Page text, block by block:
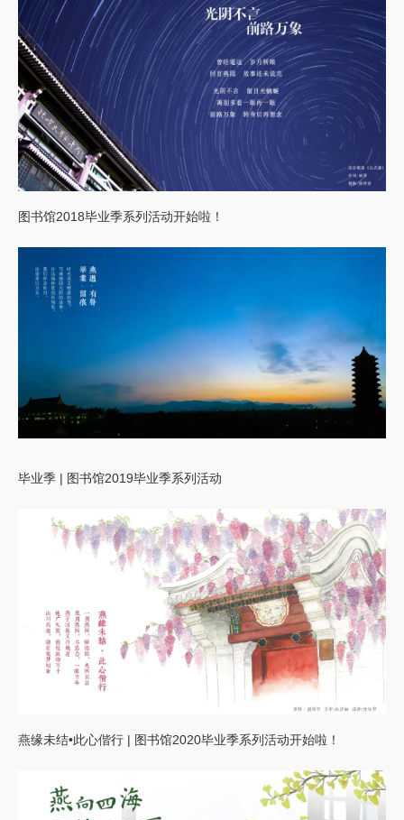
图书馆2018毕业季系列活动开始啦！
毕业季 | 图书馆2019毕业季系列活动
燕缘未结•此心偕行 | 图书馆2020毕业季系列活动开始啦！